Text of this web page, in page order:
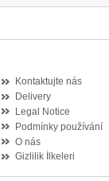
Kontaktujte nás
Delivery
Legal Notice
Podmínky používání
O nás
Gizlilik İlkeleri